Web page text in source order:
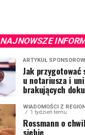
NAJNOWSZE
ARTYKUŁ
Jak przygotować
u notariusza i
brakujących
WIADOMOŚCI Z
1 tydzień temu
Rossmann o
siebie